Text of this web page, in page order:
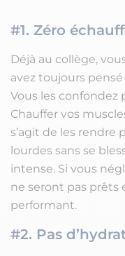
#1. Zéro
Déjà au collège,
avez toujours
Vous les confondez
Chauffer vos
s’agit de les rendre
lourdes sans se
intense. Si vous
ne seront pas
performant.
#2. Pas